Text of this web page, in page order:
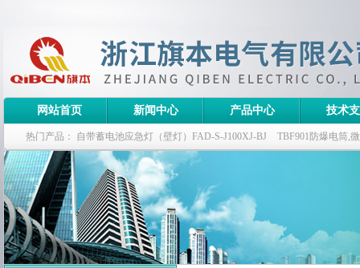
网站首页 新闻中心 产品中心 技术
热门产品： 自带蓄电池应急灯（壁灯）FAD-S-J100XJ-BJ TBF901防爆电筒,
栏式无极灯 G9960-W120W长寿无极工厂灯,三防无极灯
防爆泛光灯